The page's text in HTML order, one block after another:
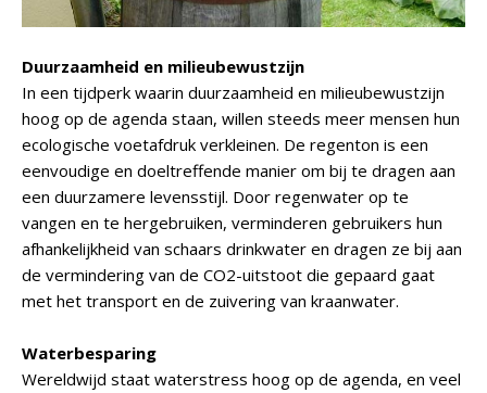
Duurzaamheid en milieubewustzijn
In een tijdperk waarin duurzaamheid en milieubewustzijn
hoog op de agenda staan, willen steeds meer mensen hun
ecologische voetafdruk verkleinen. De regenton is een
eenvoudige en doeltreffende manier om bij te dragen aan
een duurzamere levensstijl. Door regenwater op te
vangen en te hergebruiken, verminderen gebruikers hun
afhankelijkheid van schaars drinkwater en dragen ze bij aan
de vermindering van de CO2-uitstoot die gepaard gaat
met het transport en de zuivering van kraanwater.
Waterbesparing
Wereldwijd staat waterstress hoog op de agenda, en veel